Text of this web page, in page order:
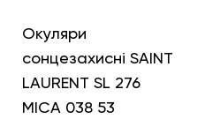
Окуляри
сонцезахисні SAINT
LAURENT SL 276
MICA 038 53